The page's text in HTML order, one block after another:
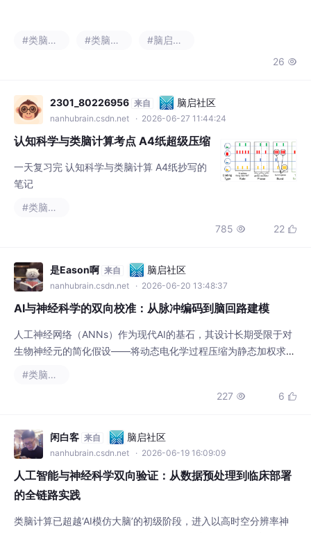
#类脑计算 #类脑智能
#脑启社区
26 
2301_80226956 来自 脑启社区
nanhubrain.csdn.net · 2026-06-27 11:44:24
认知科学与类脑计算考点 A4纸超级压缩
一天复习完 认知科学与类脑计算 A4纸抄写的
笔记
#类脑计算
785  22 
是Eason啊 来自 脑启社区
nanhubrain.csdn.net · 2026-06-20 13:48:37
AI与神经科学的双向校准：从脉冲编码到脑回路建模
人工神经网络（ANNs）作为现代AI的基石，其设计长期受限于对
生物神经元的简化假设——将动态电化学过程压缩为静态加权求
和。随着脉冲神经网络（SNNs）、类脑振荡机制与突触可塑性规
拟合’转向‘机制驱动’。这种收敛不仅提升了时序建模精度、低功耗
的新一代智能系统。在医疗癫痫定位、工业
#类脑计算
227  6 
闲白客 来自 脑启社区
nanhubrain.csdn.net · 2026-06-19 16:09:09
人工智能与神经科学双向验证：从数据预处理到临床部署
的全链路实践
类脑计算已超越‘AI模仿大脑’的初级阶段，进入以高时空分辨率神